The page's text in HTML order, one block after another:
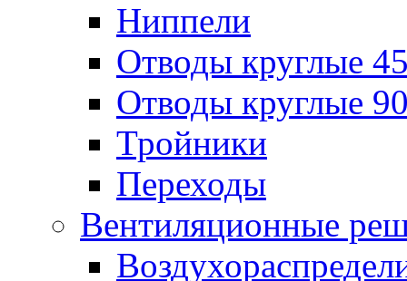
Ниппели
Отводы круглые
Отводы круглые
Тройники
Переходы
Вентиляционные